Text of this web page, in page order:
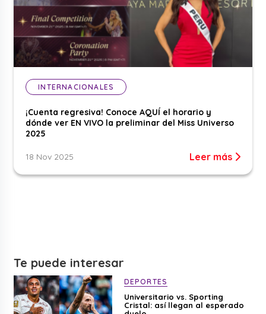
INTERNACIONALES
¡Cuenta regresiva! Conoce AQUÍ el horario y
dónde ver EN VIVO la preliminar del Miss Universo
2025
18 Nov 2025 Leer más
Te puede interesar
DEPORTES
Universitario vs. Sporting
Cristal: así llegan al esperado